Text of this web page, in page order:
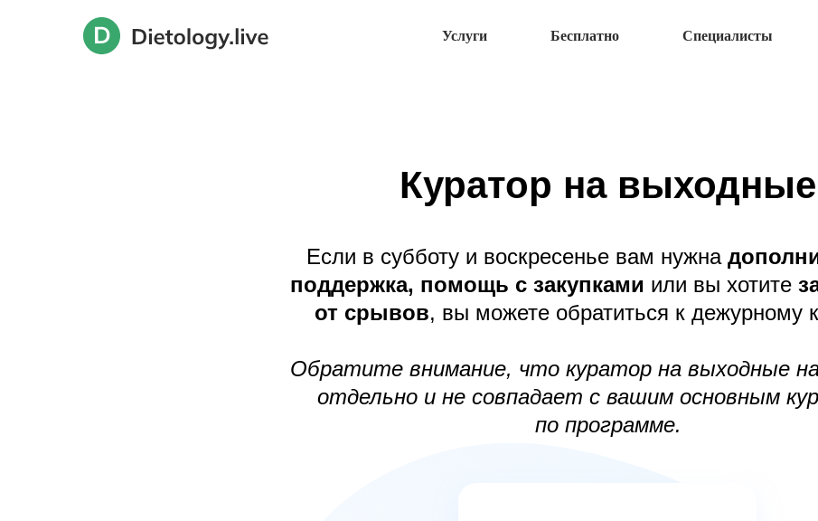
Услуги Бесплатно Специалисты
Куратор на выходные
Если в субботу и воскресенье вам нужна
поддержка, помощь с закупками или вы хотите
от срывов, вы можете обратиться к дежурному
Обратите внимание, что куратор на выходные
отдельно и не совпадает с вашим основным
по программе.